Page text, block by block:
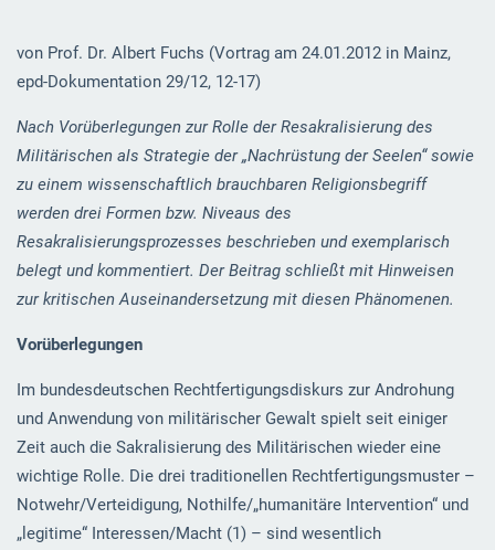
von Prof. Dr. Albert Fuchs (Vortrag am 24.01.2012 in Mainz,
epd-Dokumentation 29/12, 12-17)
Nach Vorüberlegungen zur Rolle der Resakralisierung des
Militärischen als Strategie der „Nachrüstung der Seelen“ sowie
zu einem wissenschaftlich brauchbaren Religionsbegriff
werden drei Formen bzw. Niveaus des
Resakralisierungsprozesses beschrieben und exemplarisch
belegt und kommentiert. Der Beitrag schließt mit Hinweisen
zur kritischen Auseinandersetzung mit diesen Phänomenen.
Vorüberlegungen
Im bundesdeutschen Rechtfertigungsdiskurs zur Androhung
und Anwendung von militärischer Gewalt spielt seit einiger
Zeit auch die Sakralisierung des Militärischen wieder eine
wichtige Rolle. Die drei traditionellen Rechtfertigungsmuster –
Notwehr/Verteidigung, Nothilfe/„humanitäre Intervention“ und
„legitime“ Interessen/Macht (1) – sind wesentlich